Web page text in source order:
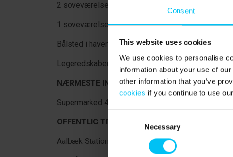
Consent
This website uses cookies
We use cookies to personalise
information about your use of
other information that you’ve
cookies if you continue to use
Necessary
2 soveværelser med dobbeltseng (180 x 200 cm).
1 soveværelse med sofaseng (140 x 200 cm).
Bålsted i haven.
Legeredskaber og sandkasse til familiens yngste.
NÆRMESTE INDKØB:
Supermarked 400 meter.
OFFENTLIG TRANSPORT:
Aalbæk Station 250 meter.